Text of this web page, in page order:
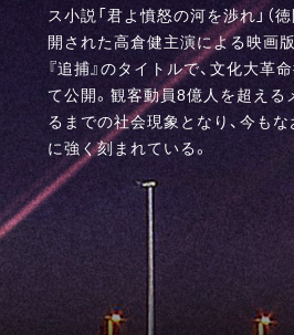
ス小説「君よ憤怒の河を渉れ」（
開された高倉健主演による映画
『追捕』のタイトルで、文化大革
て公開。観客動員8億人を超える
るまでの社会現象となり、今も
に強く刻まれている。